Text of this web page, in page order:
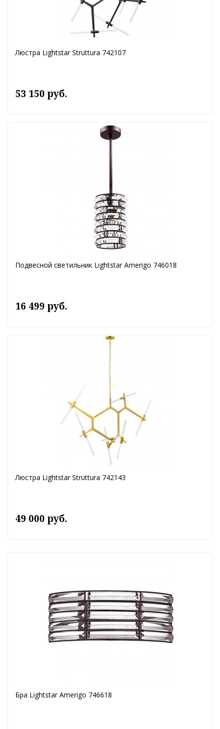
Люстра Lightstar Struttura 742107
53 150 руб.
Подвесной светильник Lightstar Amerigo 746018
16 499 руб.
Люстра Lightstar Struttura 742143
49 000 руб.
Бра Lightstar Amerigo 746618